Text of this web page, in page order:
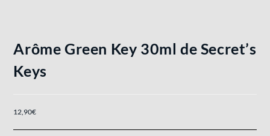
Arôme Green Key 30ml de Secret’s
Keys
12,90€